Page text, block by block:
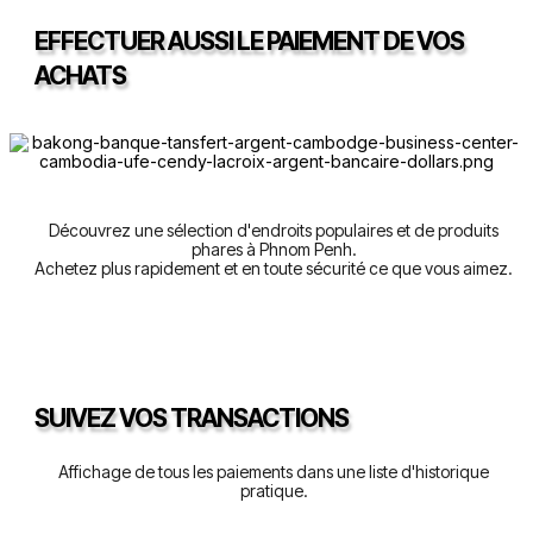
EFFECTUER AUSSI LE PAIEMENT DE VOS
ACHATS
Découvrez une sélection d'endroits populaires et de produits
phares à Phnom Penh.
Achetez plus rapidement et en toute sécurité ce que vous aimez.
SUIVEZ VOS TRANSACTIONS
Affichage de tous les paiements dans une liste d'historique
pratique.